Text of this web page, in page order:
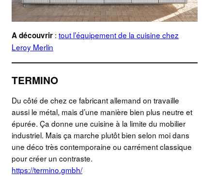
A découvrir : tout l’équipement de la cuisine chez
Leroy Merlin
TERMINO
Du côté de chez ce fabricant allemand on travaille
aussi le métal, mais d’une manière bien plus neutre et
épurée. Ça donne une cuisine à la limite du mobilier
industriel. Mais ça marche plutôt bien selon moi dans
une déco très contemporaine ou carrément classique
pour créer un contraste.
https://termino.gmbh/